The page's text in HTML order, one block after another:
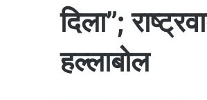
दिला”;
हल्लाबोल